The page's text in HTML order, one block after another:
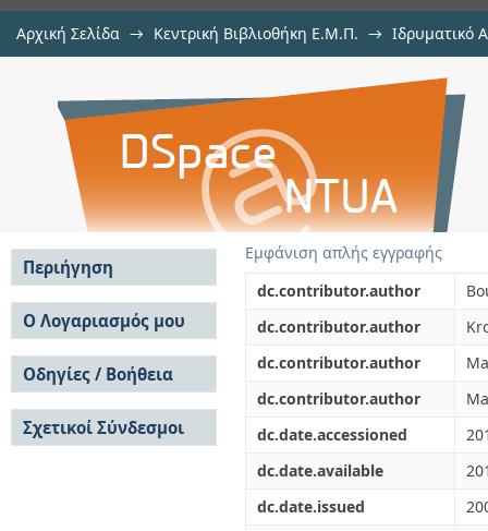
Αρχική Σελίδα → Κεντρική Βιβλιοθήκη Ε.Μ.Π. → Ιδρυματικό
Density and porosity: Literature
Εμφάνιση απλής εγγραφής
dc.contributor.author
dc.contributor.author
dc.contributor.author
dc.contributor.author
dc.date.accessioned
dc.date.available
dc.date.issued
Περιήγηση
Σε όλο το DSpace
Κοινότητες & Συλλογές
Ανά Ημερομηνία
Έκδοσης
Συγγραφείς
Τίτλοι
Θέματα
Ο Λογαριασμός μου
Σύνδεση
Εγγραφή
Οδηγίες / Βοήθεια
Οδηγίες Υποβολής
Οδηγίες Χρήσης ΙΑ
Συχνές Ερωτήσεις
Σχετικοί Σύνδεσμοι